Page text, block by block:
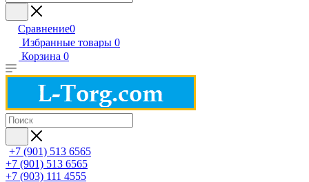
Сравнение0
Избранные товары 0
Корзина 0
+7 (901) 513 6565
+7 (901) 513 6565
+7 (903) 111 4555